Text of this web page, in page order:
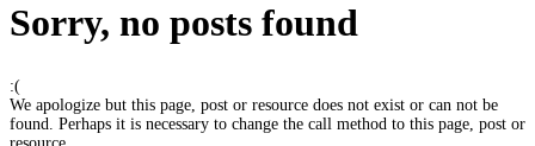
Sorry, no posts found
:(
We apologize but this page, post or resource does not exist or can not be
found. Perhaps it is necessary to change the call method to this page, post or